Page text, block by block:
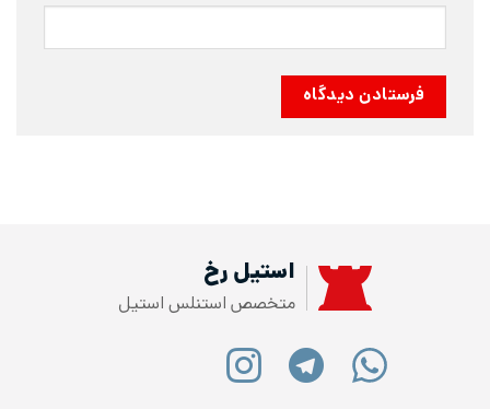
استیل رخ
متخصص استنلس استیل